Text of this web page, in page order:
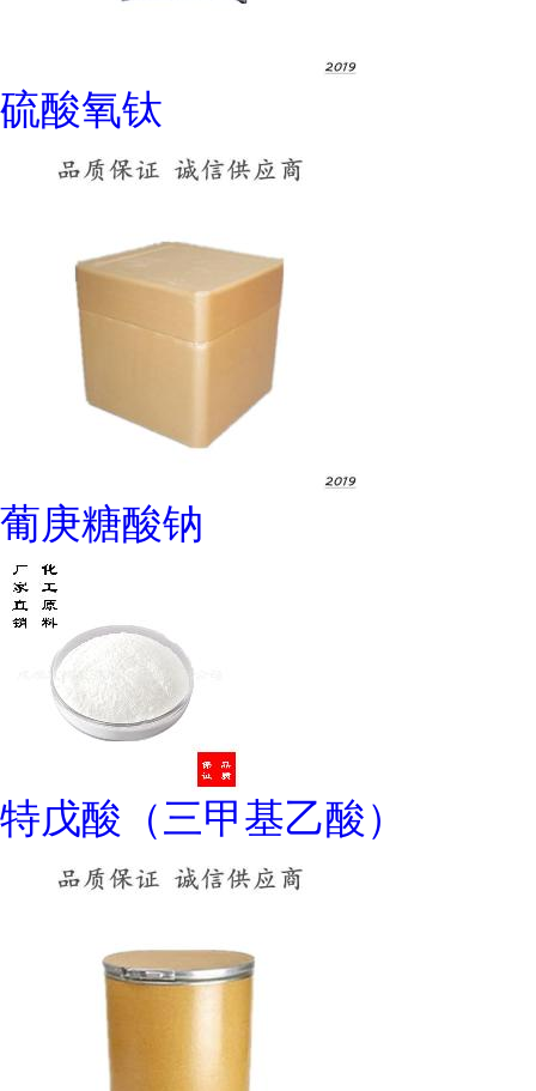
硫酸氧钛
葡庚糖酸钠
特戊酸（三甲基乙酸）